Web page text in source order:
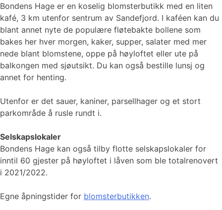
Bondens Hage er en koselig blomsterbutikk med en liten
kafé, 3 km utenfor sentrum av Sandefjord. ​​​I kaféen kan du
blant annet nyte de populære fløtebakte bollene som
bakes her hver morgen, kaker, supper, salater med mer
nede blant blomstene, oppe på høyloftet eller ute på
balkongen med sjøutsikt. Du kan også bestille lunsj og
annet for henting.
Utenfor er det sauer, kaniner, parsellhager og et stort
parkområde å rusle rundt i.
Selskapslokaler
Bondens Hage kan også tilby flotte selskapslokaler for
inntil 60 gjester på høyloftet i låven som ble totalrenovert
i 2021/2022.
Egne åpningstider for blomsterbutikken.